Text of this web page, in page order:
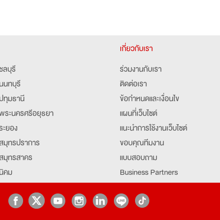
ลบุรี
นทบุรี
ทุมธานี
ระนครศรีอยุธยา
ยอง
มุทรปราการ
มุทรสาคร
คม
ธยา
เกี่ยวกับเรา
ร่วมงานกับเรา
ติดต่อเรา
ข้อกำหนดและเงื่อนไข
แผนที่เว็บไซต์
แนะนำการใช้งานเว็บไซต์
ขอบคุณทีมงาน
แบบสอบถาม
Business Partners
Partner มหาวิทยาลัย
Job Index